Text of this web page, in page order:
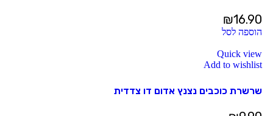
₪16.90
הוספה לסל
Quick view
Add to wishlist
שרשרת כוכבים נצנץ אדום דו צדדית